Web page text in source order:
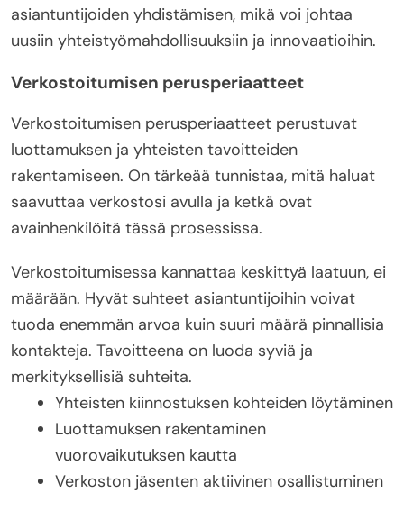
asiantuntijoiden yhdistämisen, mikä voi johtaa
uusiin yhteistyömahdollisuuksiin ja innovaatioihin.
Verkostoitumisen perusperiaatteet
Verkostoitumisen perusperiaatteet perustuvat
luottamuksen ja yhteisten tavoitteiden
rakentamiseen. On tärkeää tunnistaa, mitä haluat
saavuttaa verkostosi avulla ja ketkä ovat
avainhenkilöitä tässä prosessissa.
Verkostoitumisessa kannattaa keskittyä laatuun, ei
määrään. Hyvät suhteet asiantuntijoihin voivat
tuoda enemmän arvoa kuin suuri määrä pinnallisia
kontakteja. Tavoitteena on luoda syviä ja
merkityksellisiä suhteita.
Yhteisten kiinnostuksen kohteiden löytäminen
Luottamuksen rakentaminen
vuorovaikutuksen kautta
Verkoston jäsenten aktiivinen osallistuminen